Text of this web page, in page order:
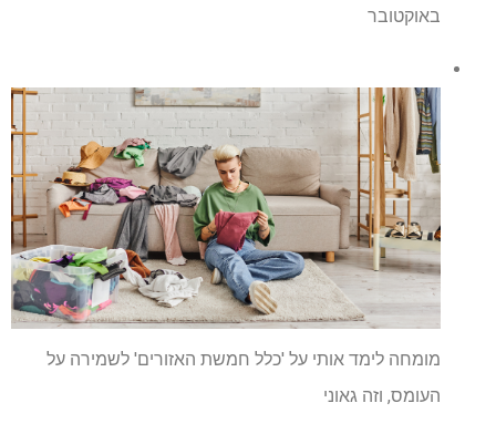
באוקטובר
מומחה לימד אותי על 'כלל חמשת האזורים' לשמירה על
העומס, וזה גאוני